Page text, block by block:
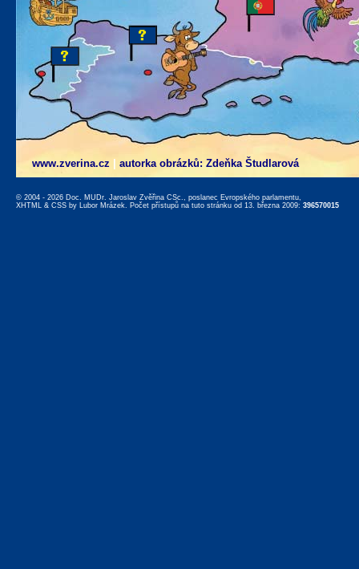
www.zverina.cz autorka obrázků: Zdeňka Študlarová
© 2004 - 2026 Doc. MUDr. Jaroslav Zvěřina CSc., poslanec Evropského parlamentu,
XHTML & CSS by Lubor Mrázek. Počet přístupů na tuto stránku od 13. března 2009: 396570015